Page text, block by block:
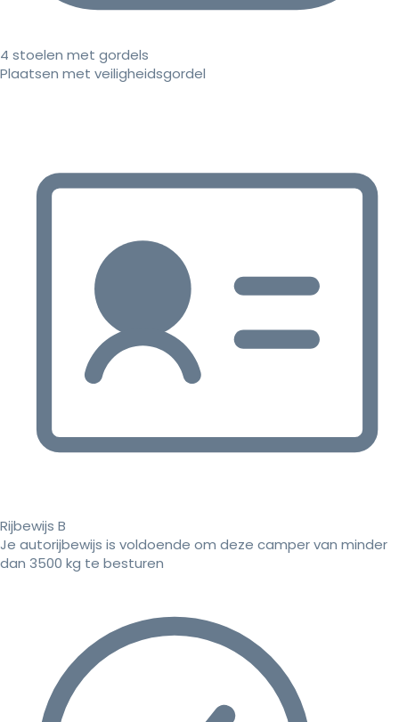
4 stoelen met gordels
Plaatsen met veiligheidsgordel
Rijbewijs B
Je autorijbewijs is voldoende om deze camper van minder
dan 3500 kg te besturen